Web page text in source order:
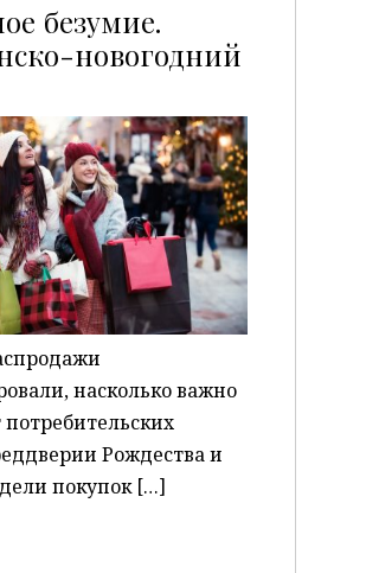
безумие.
новогодний
насколько важно
потребительских
Рождества и
покупок […]